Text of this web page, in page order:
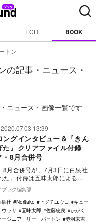
TECH BOOK
トン
の記事・ニュース・
ニュース・画像一覧です
2020.07.03 13:39
ングインタビュー＆『きん
た』クリアファイル付録
・8月合併号
8月合併号が、7月3日に白泉社
た。付録は五味太郎による人
ぎょが にげた』のMOEオリジ
ブック編集部
泉社 Noritake ヒグチユウコ
キュー
ウッサ 五味太郎 佐藤忠良
かがく
ージニア・リー・バートン
赤羽末吉